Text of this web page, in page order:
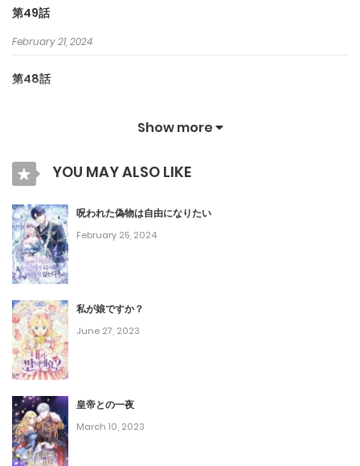
第49話
February 21, 2024
第48話
February 21, 2024
第46話
February 21, 2024
第45話
February 14, 2024
第44話
October 4, 2023
第43話
September 27, 2023
Show more
YOU MAY ALSO LIKE
呪われた偽物は自由になりたい
February 25, 2024
私が娘ですか？
June 27, 2023
皇帝との一夜
March 10, 2023